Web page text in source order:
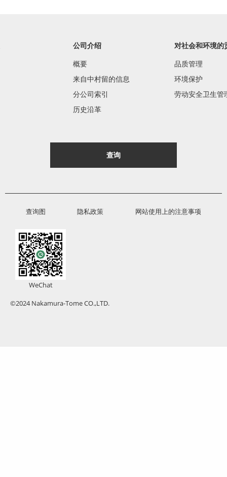
公司介绍
概要
来自中村留的信息
分公司索引
历史沿革
对社会和环境的
品质管理
环境保护
劳动安全卫生管
查询
查询图 隐私政策 网站使用上的注意事项
WeChat
©2024 Nakamura-Tome CO.,LTD.